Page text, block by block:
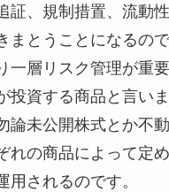
証、規制措置、流動
まとうことになるの
一層リスク管理が重要
投資する商品と言い
論未公開株式とか不
れの商品によって定
用されるのです。